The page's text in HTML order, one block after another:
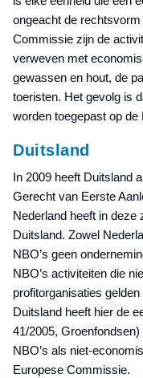
ongeacht de
Commissie zijn de
verweven met
gewassen en hout, de
toeristen. Het gevolg is
worden toegepast op de
Duitsland
In 2009 heeft Duitsland
Gerecht van Eerste
Nederland heeft in deze
Duitsland. Zowel
NBO’s geen
NBO’s activiteiten die
profitorganisaties
Duitsland heeft hier de
41/2005,
NBO’s als niet-
Europese Commissie.